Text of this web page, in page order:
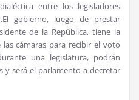
entre los legisladores
gobierno, luego de prestar
de la República, tiene la
cámaras para recibir el voto
una legislatura, podrán
y será el parlamento a decretar